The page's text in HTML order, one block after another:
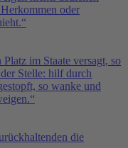
oder
im Staate versagt, so
Stelle: hilf durch
so wanke und
die